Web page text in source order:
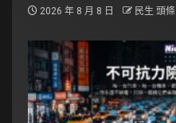
2026 年 8 月 8 日 民生 頭條